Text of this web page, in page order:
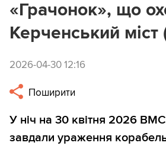
«Грачонок», що
Керченський
2026-04-30 12:16
Поширити
У ніч на 30 квітня 2026
завдали ураження